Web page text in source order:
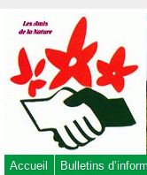
au
contenu
-
Aller
au
menu
-
Accueil Bulletins